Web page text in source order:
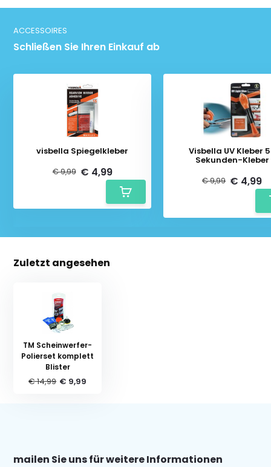
ACCESSOIRES
Schließen Sie Ihren Einkauf ab
visbella Spiegelkleber
€ 9,99 € 4,99
Visbella UV Kleber 5-
Sekunden-Kleber
€ 9,99 € 4,99
Zuletzt angesehen
TM Scheinwerfer-
Polierset komplett
Blister
€ 14,99 € 9,99
mailen Sie uns für weitere Informationen